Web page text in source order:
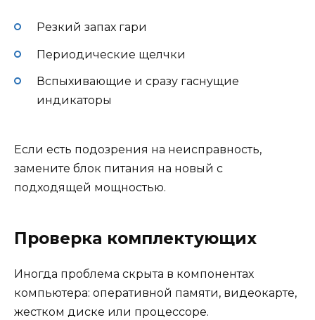
Резкий запах гари
Периодические щелчки
Вспыхивающие и сразу гаснущие
индикаторы
Если есть подозрения на неисправность,
замените блок питания на новый с
подходящей мощностью.
Проверка комплектующих
Иногда проблема скрыта в компонентах
компьютера: оперативной памяти, видеокарте,
жестком диске или процессоре.